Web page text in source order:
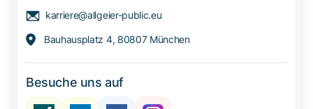
karriere@allgeier-public.eu
Bauhausplatz 4, 80807 München
Besuche uns auf